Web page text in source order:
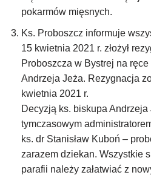
pokarmów mięsnych.
Ks. Proboszcz informuje
15 kwietnia 2021 r. złożył
Proboszcza w Bystrej na
Andrzeja Jeża. Rezygnacja
kwietnia 2021 r.
Decyzją ks. biskupa
tymczasowym
ks. dr Stanisław Kuboń –
zarazem dziekan. Wszystkie
parafii należy załatwiać z